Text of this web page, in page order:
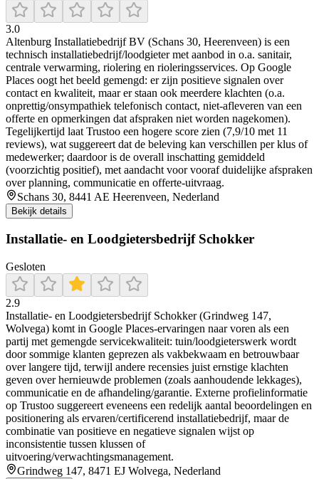
3.0
Altenburg Installatiebedrijf BV (Schans 30, Heerenveen) is een
technisch installatiebedrijf/loodgieter met aanbod in o.a. sanitair,
centrale verwarming, riolering en rioleringsservices. Op Google
Places oogt het beeld gemengd: er zijn positieve signalen over
contact en kwaliteit, maar er staan ook meerdere klachten (o.a.
onprettig/onsympathiek telefonisch contact, niet-afleveren van een
offerte en opmerkingen dat afspraken niet worden nagekomen).
Tegelijkertijd laat Trustoo een hogere score zien (7,9/10 met 11
reviews), wat suggereert dat de beleving kan verschillen per klus of
medewerker; daardoor is de overall inschatting gemiddeld
(voorzichtig positief), met aandacht voor vooraf duidelijke afspraken
over planning, communicatie en offerte-uitvraag.
Schans 30, 8441 AE Heerenveen, Nederland
Bekijk details
Installatie- en Loodgietersbedrijf Schokker
Gesloten
2.9
Installatie- en Loodgietersbedrijf Schokker (Grindweg 147,
Wolvega) komt in Google Places-ervaringen naar voren als een
partij met gemengde servicekwaliteit: tuin/loodgieterswerk wordt
door sommige klanten geprezen als vakbekwaam en betrouwbaar
over langere tijd, terwijl andere recensies juist ernstige klachten
geven over hernieuwde problemen (zoals aanhoudende lekkages),
communicatie en de afhandeling/garantie. Externe profielinformatie
op Trustoo suggereert eveneens een redelijk aantal beoordelingen en
positionering als ervaren/certificerend installatiebedrijf, maar de
combinatie van positieve en negatieve signalen wijst op
inconsistentie tussen klussen of
uitvoering/verwachtingsmanagement.
Grindweg 147, 8471 EJ Wolvega, Nederland